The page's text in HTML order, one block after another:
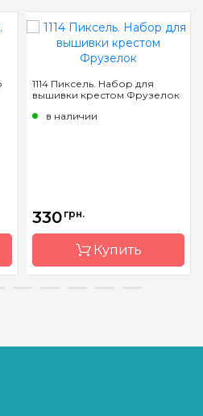
1114 Пиксель. Набор для
вышивки крестом Фрузелок
в наличии
330 грн.
Купить
Страна-
Украина